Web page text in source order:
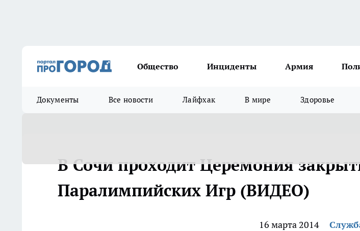
Общество Инциденты Армия
Документы Все новости Лайфхак В мире Здоровье
В Сочи проходит Церемония
Паралимпийских Игр (ВИДЕО)
16 марта 2014